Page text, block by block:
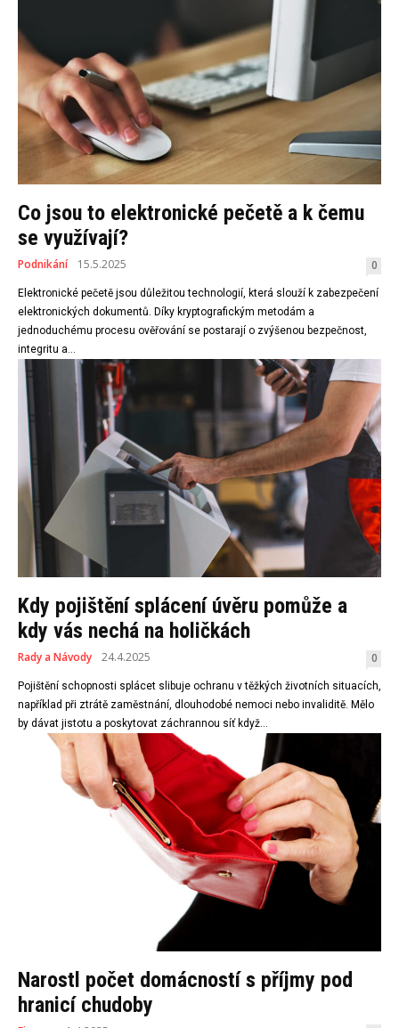
Co jsou to elektronické pečetě a k čemu
se využívají?
Podnikání 15.5.2025 0
Elektronické pečetě jsou důležitou technologií, která slouží k zabezpečení
elektronických dokumentů. Díky kryptografickým metodám a
jednoduchému procesu ověřování se postarají o zvýšenou bezpečnost,
integritu a...
Kdy pojištění splácení úvěru pomůže a
kdy vás nechá na holičkách
Rady a Návody 24.4.2025 0
Pojištění schopnosti splácet slibuje ochranu v těžkých životních situacích,
například při ztrátě zaměstnání, dlouhodobé nemoci nebo invaliditě. Mělo
by dávat jistotu a poskytovat záchrannou síť když...
Narostl počet domácností s příjmy pod
hranicí chudoby